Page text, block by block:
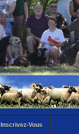
Inscrivez-Vous